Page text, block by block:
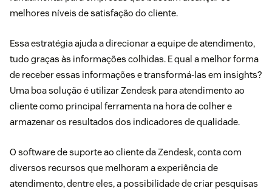
melhores níveis de satisfação do cliente.
Essa estratégia ajuda a direcionar a equipe de atendimento,
tudo graças às informações colhidas. E qual a melhor forma
de receber essas informações e transformá-las em insights?
Uma boa solução é utilizarZendesk para atendimento ao
clientecomo principal ferramenta na hora de colher e
armazenar os resultados dos indicadores de qualidade.
O software de suporte ao cliente da Zendesk, conta com
diversos recursos que melhoram a experiência de
atendimento, dentre eles, a possibilidade de criar pesquisas